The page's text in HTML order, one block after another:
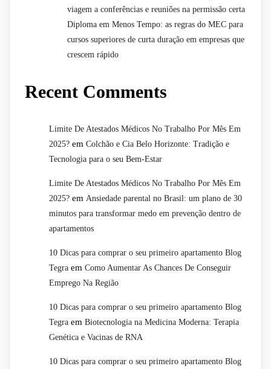
viagem a conferências e reuniões na permissão certa
Diploma em Menos Tempo: as regras do MEC para
cursos superiores de curta duração em empresas que
crescem rápido
Recent Comments
Limite De Atestados Médicos No Trabalho Por Mês Em
2025? em Colchão e Cia Belo Horizonte: Tradição e
Tecnologia para o seu Bem-Estar
Limite De Atestados Médicos No Trabalho Por Mês Em
2025? em Ansiedade parental no Brasil: um plano de 30
minutos para transformar medo em prevenção dentro de
apartamentos
10 Dicas para comprar o seu primeiro apartamento Blog
Tegra em Como Aumentar As Chances De Conseguir
Emprego Na Região
10 Dicas para comprar o seu primeiro apartamento Blog
Tegra em Biotecnologia na Medicina Moderna: Terapia
Genética e Vacinas de RNA
10 Dicas para comprar o seu primeiro apartamento Blog